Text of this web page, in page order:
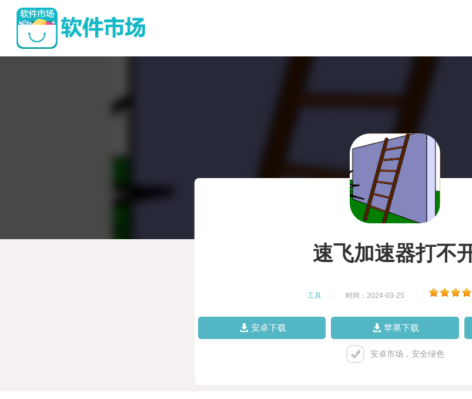
速飞加速器打不
工具 时间：2024-03-25
安卓下载 苹果下载
安卓市场，安全绿色